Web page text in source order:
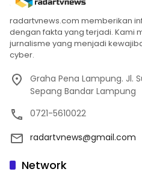
radartvnews.com memberikan
dengan fakta yang terjadi. Kami
jurnalisme yang menjadi
cyber.
Graha Pena Lampung. Jl.
Sepang Bandar Lampung
0721-5610022
radartvnews@gmail.com
Network